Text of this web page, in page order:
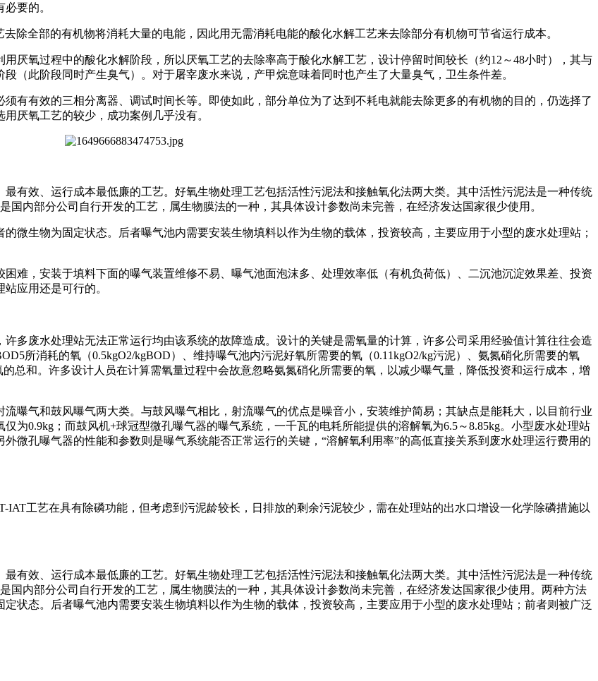
要的。
去除全部的有机物将消耗大量的电能，因此用无需消耗电能的酸化水解工艺来去除部分有机物可节省运行成本。
厌氧过程中的酸化水解阶段，所以厌氧工艺的去除率高于酸化水解工艺，设计停留时间较长（约12～48小时），其与
（此阶段同时产生臭气）。对于屠宰废水来说，产甲烷意味着同时也产生了大量臭气，卫生条件差。
有有效的三相分离器、调试时间长等。即使如此，部分单位为了达到不耗电就能去除更多的有机物的目的，仍选择了
厌氧工艺的较少，成功案例几乎没有。
有效、运行成本最低廉的工艺。好氧生物处理工艺包括活性污泥法和接触氧化法两大类。其中活性污泥法是一种传统
国内部分公司自行开发的工艺，属生物膜法的一种，其具体设计参数尚未完善，在经济发达国家很少使用。
微生物为固定状态。后者曝气池内需要安装生物填料以作为生物的载体，投资较高，主要应用于小型的废水处理站；
难，安装于填料下面的曝气装置维修不易、曝气池面泡沫多、处理效率低（有机负荷低）、二沉池沉淀效果差、投资
应用还是可行的。
多废水处理站无法正常运行均由该系统的故障造成。设计的关键是需氧量的计算，许多公司采用经验值计算往往会造
所消耗的氧（0.5kgO2/kgBOD）、维持曝气池内污泥好氧所需要的氧（0.11kgO2/kg污泥）、氨氮硝化所需要的氧
总和。许多设计人员在计算需氧量过程中会故意忽略氨氮硝化所需要的氧，以减少曝气量，降低投资和运行成本，增
曝气和鼓风曝气两大类。与鼓风曝气相比，射流曝气的优点是噪音小，安装维护简易；其缺点是能耗大，以目前行业
仅为0.9kg；而鼓风机+球冠型微孔曝气器的曝气系统，一千瓦的电耗所能提供的溶解氧为6.5～8.85kg。小型废水处理站
微孔曝气器的性能和参数则是曝气系统能否正常运行的关键，“溶解氧利用率”的高低直接关系到废水处理运行费用的
IAT工艺在具有除磷功能，但考虑到污泥龄较长，日排放的剩余污泥较少，需在处理站的出水口增设一化学除磷措施以
有效、运行成本最低廉的工艺。好氧生物处理工艺包括活性污泥法和接触氧化法两大类。其中活性污泥法是一种传统
国内部分公司自行开发的工艺，属生物膜法的一种，其具体设计参数尚未完善，在经济发达国家很少使用。两种方法
状态。后者曝气池内需要安装生物填料以作为生物的载体，投资较高，主要应用于小型的废水处理站；前者则被广泛